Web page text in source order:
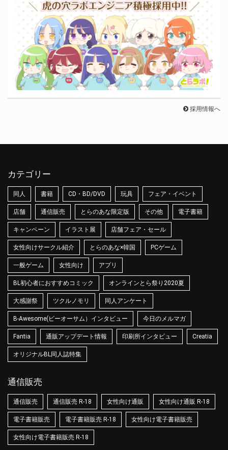
採用情報へ
カテゴリー
同人 書籍 CD・BD/DVD 玩具 フェア・イベント
店舗 通信販売 とらのあな限定版 その他 電子書籍
キャンペーン イラスト展 店舗フェア・セール
女性向けサークル紹介 とらのあな×韓国 PCゲーム
一般ゲーム 女性向け アプリ
BL初心者におすすめコミック オンラインとら祭り2020夏
大感謝祭 ツクルノモリ 同人アンケート
B-Awesome(ビーオーサム）インタビュー 今日のメルマガ
Fantia 通販アップデート情報 印刷所インタビュー Creatia
オリジナルBL同人誌特集
通信販売
通信販売 通信販売 R-18 女性向け通販 女性向け通販 R-18
電子書籍販売 電子書籍販売 R-18 女性向け電子書籍販売
女性向け電子書籍販売 R-18